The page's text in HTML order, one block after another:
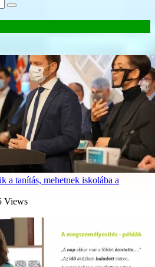
a tanítás, mehetnek iskolába a
Views